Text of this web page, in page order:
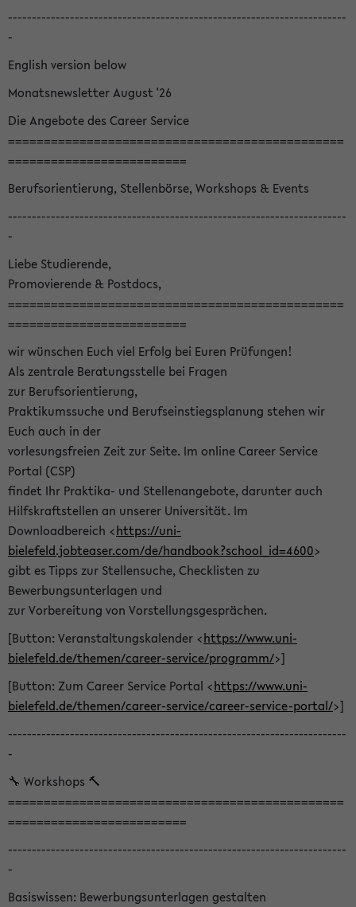
-----------------------------------------------------------------------
-
English version below
Monatsnewsletter August '26
Die Angebote des Career Service
===============================================
=========================
Berufsorientierung, Stellenbörse, Workshops & Events
-----------------------------------------------------------------------
-
Liebe Studierende,
Promovierende & Postdocs,
===============================================
=========================
wir wünschen Euch viel Erfolg bei Euren Prüfungen!
Als zentrale Beratungsstelle bei Fragen
zur Berufsorientierung,
Praktikumssuche und Berufseinstiegsplanung stehen wir
Euch auch in der
vorlesungsfreien Zeit zur Seite. Im online Career Service
Portal (CSP)
findet Ihr Praktika- und Stellenangebote, darunter auch
Hilfskraftstellen an unserer Universität. Im
Downloadbereich <https://uni-
bielefeld.jobteaser.com/de/handbook?school_id=4600>
gibt es Tipps zur Stellensuche, Checklisten zu
Bewerbungsunterlagen und
zur Vorbereitung von Vorstellungsgesprächen.
[Button: Veranstaltungskalender <https://www.uni-
bielefeld.de/themen/career-service/programm/>]
[Button: Zum Career Service Portal <https://www.uni-
bielefeld.de/themen/career-service/career-service-portal/>]
-----------------------------------------------------------------------
-
🔧 Workshops 🔨
===============================================
=========================
-----------------------------------------------------------------------
-
Basiswissen: Bewerbungsunterlagen gestalten